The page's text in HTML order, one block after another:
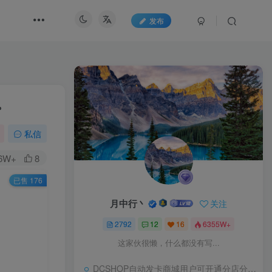
发布
私信
8
已售 176
月中行丶 关注
2792 12 16 6355W+
这家伙很懒，什么都没有写...
DCSHOP自动发卡商城用户可开通分店分销，支持实物发货，自带博客功能